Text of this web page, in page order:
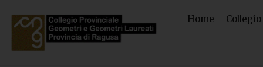
Home Collegio